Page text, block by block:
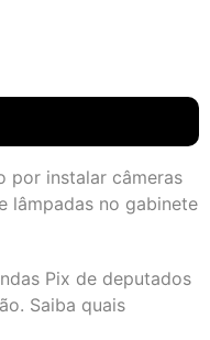
por instalar câmeras
lâmpadas no gabinete
Pix de deputados
Saiba quais